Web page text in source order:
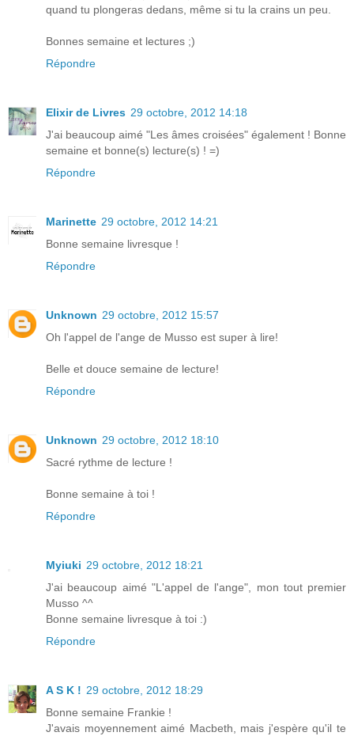
quand tu plongeras dedans, même si tu la crains un peu.
Bonnes semaine et lectures ;)
Répondre
Elixir de Livres 29 octobre, 2012 14:18
J'ai beaucoup aimé "Les âmes croisées" également ! Bonne
semaine et bonne(s) lecture(s) ! =)
Répondre
Marinette 29 octobre, 2012 14:21
Bonne semaine livresque !
Répondre
Unknown 29 octobre, 2012 15:57
Oh l'appel de l'ange de Musso est super à lire!
Belle et douce semaine de lecture!
Répondre
Unknown 29 octobre, 2012 18:10
Sacré rythme de lecture !
Bonne semaine à toi !
Répondre
Myiuki 29 octobre, 2012 18:21
J'ai beaucoup aimé "L'appel de l'ange", mon tout premier
Musso ^^
Bonne semaine livresque à toi :)
Répondre
A S K ! 29 octobre, 2012 18:29
Bonne semaine Frankie !
J'avais moyennement aimé Macbeth, mais j'espère qu'il te